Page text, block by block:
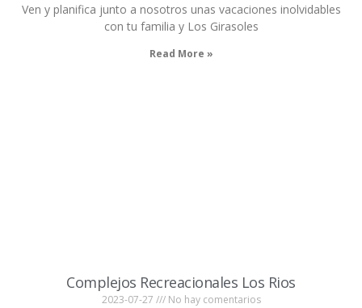
Ven y planifica junto a nosotros unas vacaciones inolvidables
con tu familia y Los Girasoles
Read More »
Complejos Recreacionales Los Rios
2023-07-27 No hay comentarios